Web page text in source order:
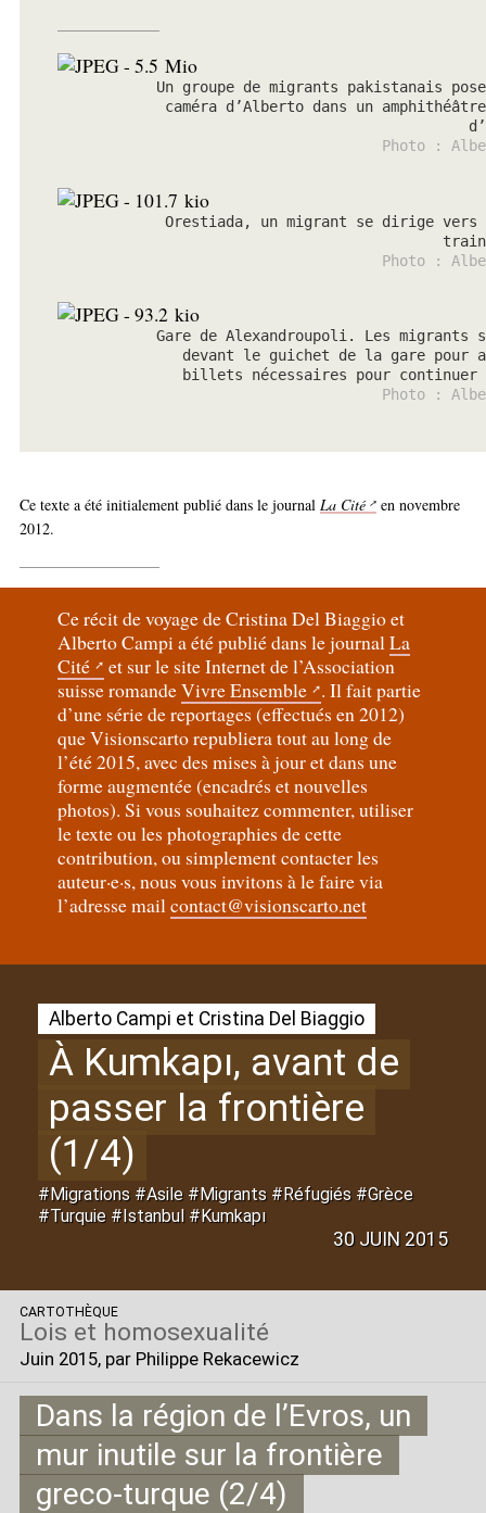
Un groupe de migrants pakistanais
caméra d’Alberto dans un amphithéâtre
Photo :
Orestiada, un migrant se dirige vers
Photo :
Gare de Alexandroupoli. Les migrants
devant le guichet de la gare pour
billets nécessaires pour continuer
Photo :
Ce texte a été initialement publié dans le journal La Cité en novembre
2012.
Ce récit de voyage de Cristina Del Biaggio et
Alberto Campi a été publié dans le journalLa
Cité
et sur le site Internet de l’Association
suisse romandeVivre Ensemble . Il fait partie
d’une série de reportages (effectués en 2012)
que Visionscarto republiera tout au long de
l’été 2015, avec des mises à jour et dans une
forme augmentée (encadrés et nouvelles
photos). Si vous souhaitez commenter, utiliser
le texte ou les photographies de cette
contribution, ou simplement contacter les
auteur·e·s, nous vous invitons à le faire via
l’adresse mailcontact@visionscarto.net
Alberto Campi et Cristina Del Biaggio
À Kumkapı, avant de
passer la frontière
(1/4)
#Migrations #Asile #Migrants #Réfugiés #Grèce
#Turquie #Istanbul #Kumkapı
30 JUIN 2015
CARTOTHÈQUE
Lois et homosexualité
Juin 2015, par Philippe Rekacewicz
Dans la région de l’Evros, un
mur inutile sur la frontière
greco-turque (2/4)